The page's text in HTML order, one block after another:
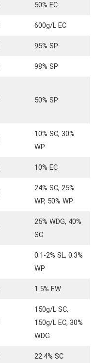
50% EC
600g/L EC
95% SP
98% SP
50% SP
10% SC, 30%
WP
10% EC
24% SC, 25%
WP, 50% WP
25% WDG, 40%
SC
0.1-2% SL, 0.3%
WP
1.5% EW
150g/L SC,
150g/L EC, 30%
WDG
22.4% SC